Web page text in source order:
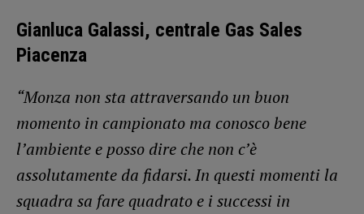
Gianluca Galassi, centrale Gas Sales
Piacenza
“Monza non sta attraversando un buon
momento in campionato ma conosco bene
l’ambiente e posso dire che non c’è
assolutamente da fidarsi. In questi momenti la
squadra sa fare quadrato e i successi in